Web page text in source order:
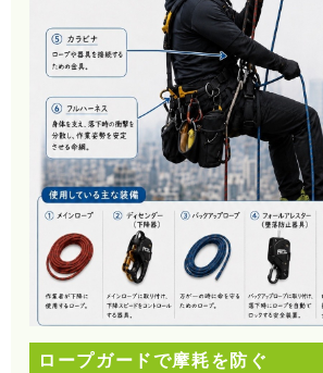
ロープガードで摩耗を防ぐ